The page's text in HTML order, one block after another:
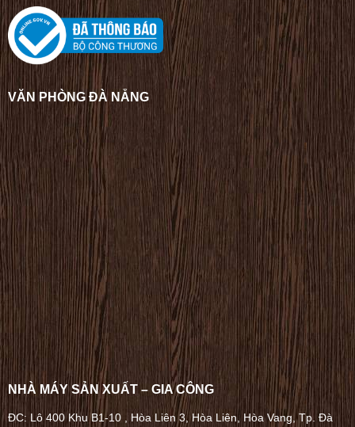
VĂN PHÒNG ĐÀ NẴNG
NHÀ MÁY SẢN XUẤT – GIA CÔNG
ĐC: Lô 400 Khu B1-10 , Hòa Liên 3, Hòa Liên, Hòa Vang, Tp. Đà